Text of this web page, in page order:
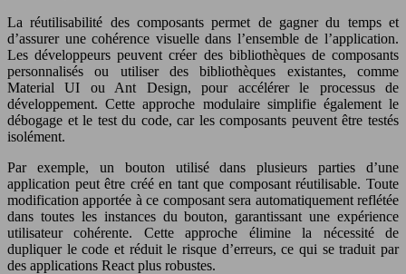
La réutilisabilité des composants permet de gagner du temps et
d’assurer une cohérence visuelle dans l’ensemble de l’application.
Les développeurs peuvent créer des bibliothèques de composants
personnalisés ou utiliser des bibliothèques existantes, comme
Material UI ou Ant Design, pour accélérer le processus de
développement. Cette approche modulaire simplifie également le
débogage et le test du code, car les composants peuvent être testés
isolément.
Par exemple, un bouton utilisé dans plusieurs parties d’une
application peut être créé en tant que composant réutilisable. Toute
modification apportée à ce composant sera automatiquement reflétée
dans toutes les instances du bouton, garantissant une expérience
utilisateur cohérente. Cette approche élimine la nécessité de
dupliquer le code et réduit le risque d’erreurs, ce qui se traduit par
des applications React plus robustes.